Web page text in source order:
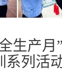
生产月
系列活